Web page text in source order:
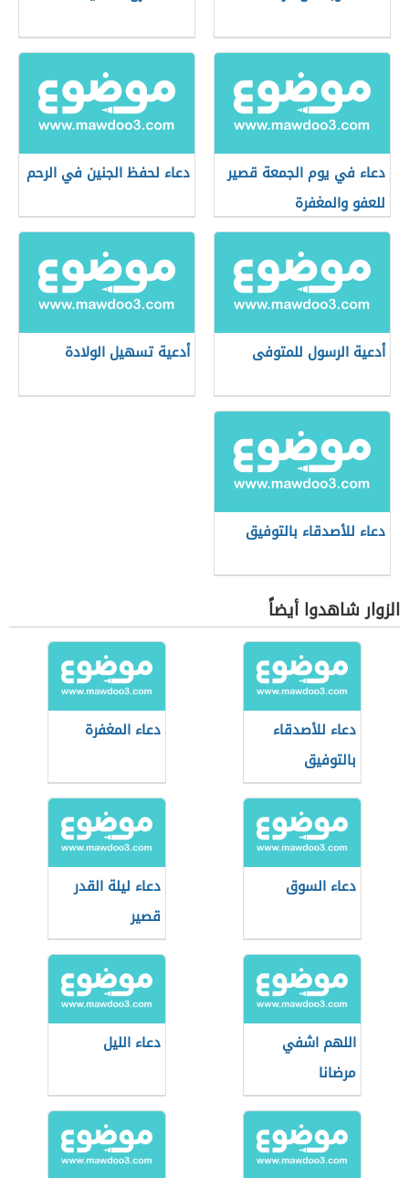
دعاء في يوم الجمعة قصير
للعفو والمغفرة
دعاء لحفظ الجنين في الرحم
أدعية الرسول للمتوفى أدعية تسهيل الولادة
دعاء للأصدقاء بالتوفيق
الزوار شاهدوا أيضاً
دعاء للأصدقاء
بالتوفيق
دعاء المغفرة
دعاء السوق
دعاء ليلة القدر
قصير
اللهم اشفي
مرضانا
دعاء الليل